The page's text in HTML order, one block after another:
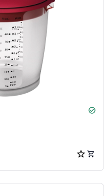
check_circle